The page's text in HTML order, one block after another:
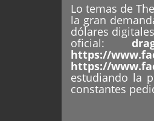
Lo temas de
la gran
dólares
oficial:
https://
https://
estudiando la
constantes